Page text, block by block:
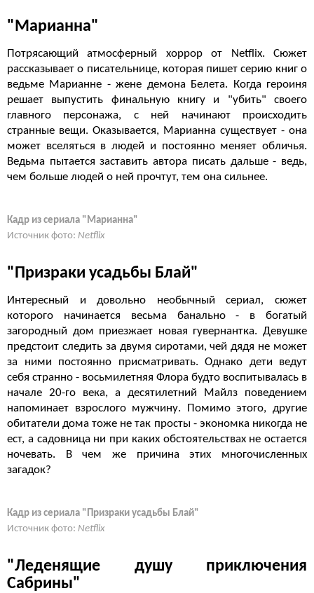
"Марианна"
Потрясающий атмосферный хоррор от Netflix. Сюжет
рассказывает о писательнице, которая пишет серию книг о
ведьме Марианне - жене демона Белета. Когда героиня
решает выпустить финальную книгу и "убить" своего
главного персонажа, с ней начинают происходить
странные вещи. Оказывается, Марианна существует - она
может вселяться в людей и постоянно меняет обличья.
Ведьма пытается заставить автора писать дальше - ведь,
чем больше людей о ней прочтут, тем она сильнее.
Кадр из сериала "Марианна"
Источник фото: Netflix
"Призраки усадьбы Блай"
Интересный и довольно необычный сериал, сюжет
которого начинается весьма банально - в богатый
загородный дом приезжает новая гувернантка. Девушке
предстоит следить за двумя сиротами, чей дядя не может
за ними постоянно присматривать. Однако дети ведут
себя странно - восьмилетняя Флора будто воспитывалась в
начале 20-го века, а десятилетний Майлз поведением
напоминает взрослого мужчину. Помимо этого, другие
обитатели дома тоже не так просты - экономка никогда не
ест, а садовница ни при каких обстоятельствах не остается
ночевать. В чем же причина этих многочисленных
загадок?
Кадр из сериала "Призраки усадьбы Блай"
Источник фото: Netflix
"Леденящие душу приключения
Сабрины"